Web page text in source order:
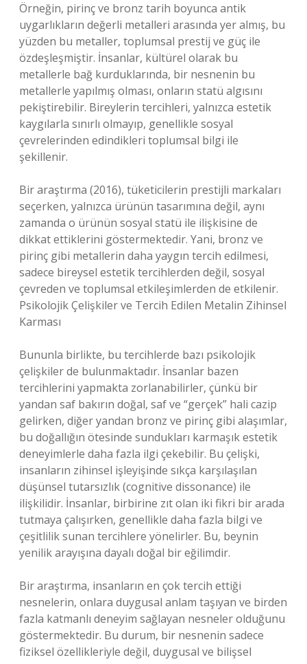
Örneğin, pirinç ve bronz tarih boyunca antik
uygarlıkların değerli metalleri arasında yer almış, bu
yüzden bu metaller, toplumsal prestij ve güç ile
özdeşleşmiştir. İnsanlar, kültürel olarak bu
metallerle bağ kurduklarında, bir nesnenin bu
metallerle yapılmış olması, onların statü algısını
pekiştirebilir. Bireylerin tercihleri, yalnızca estetik
kaygılarla sınırlı olmayıp, genellikle sosyal
çevrelerinden edindikleri toplumsal bilgi ile
şekillenir.
Bir araştırma (2016), tüketicilerin prestijli markaları
seçerken, yalnızca ürünün tasarımına değil, aynı
zamanda o ürünün sosyal statü ile ilişkisine de
dikkat ettiklerini göstermektedir. Yani, bronz ve
pirinç gibi metallerin daha yaygın tercih edilmesi,
sadece bireysel estetik tercihlerden değil, sosyal
çevreden ve toplumsal etkileşimlerden de etkilenir.
Psikolojik Çelişkiler ve Tercih Edilen Metalin Zihinsel
Karması
Bununla birlikte, bu tercihlerde bazı psikolojik
çelişkiler de bulunmaktadır. İnsanlar bazen
tercihlerini yapmakta zorlanabilirler, çünkü bir
yandan saf bakırın doğal, saf ve “gerçek” hali cazip
gelirken, diğer yandan bronz ve pirinç gibi alaşımlar,
bu doğallığın ötesinde sundukları karmaşık estetik
deneyimlerle daha fazla ilgi çekebilir. Bu çelişki,
insanların zihinsel işleyişinde sıkça karşılaşılan
düşünsel tutarsızlık (cognitive dissonance) ile
ilişkilidir. İnsanlar, birbirine zıt olan iki fikri bir arada
tutmaya çalışırken, genellikle daha fazla bilgi ve
çeşitlilik sunan tercihlere yönelirler. Bu, beynin
yenilik arayışına dayalı doğal bir eğilimdir.
Bir araştırma, insanların en çok tercih ettiği
nesnelerin, onlara duygusal anlam taşıyan ve birden
fazla katmanlı deneyim sağlayan nesneler olduğunu
göstermektedir. Bu durum, bir nesnenin sadece
fiziksel özellikleriyle değil, duygusal ve bilişsel